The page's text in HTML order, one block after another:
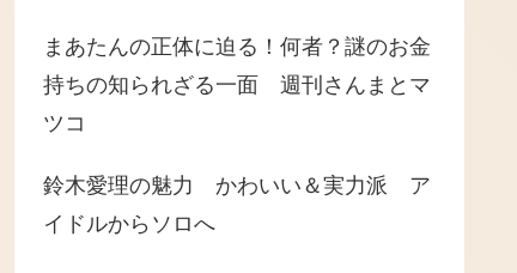
まあたんの正体に迫る！何者？謎のお金
持ちの知られざる一面 週刊さんまとマ
ツコ
鈴木愛理の魅力 かわいい＆実力派 ア
イドルからソロへ